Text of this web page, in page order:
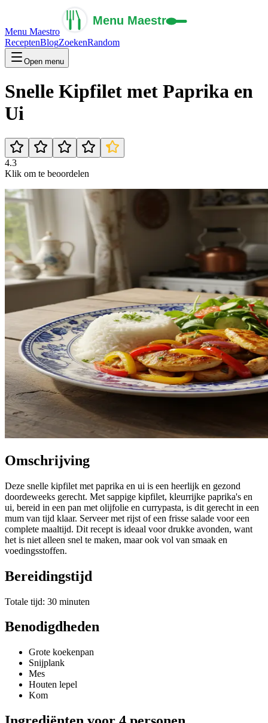
Menu Maestro
ReceptenBlogZoekenRandom
Open menu
Snelle Kipfilet met Paprika en
Ui
4.3
Klik om te beoordelen
Omschrijving
Deze snelle kipfilet met paprika en ui is een heerlijk en gezond
doordeweeks gerecht. Met sappige kipfilet, kleurrijke paprika's en
ui, bereid in een pan met olijfolie en currypasta, is dit gerecht in een
mum van tijd klaar. Serveer met rijst of een frisse salade voor een
complete maaltijd. Dit recept is ideaal voor drukke avonden, want
het is niet alleen snel te maken, maar ook vol van smaak en
voedingsstoffen.
Bereidingstijd
Totale tijd: 30 minuten
Benodigdheden
Grote koekenpan
Snijplank
Mes
Houten lepel
Kom